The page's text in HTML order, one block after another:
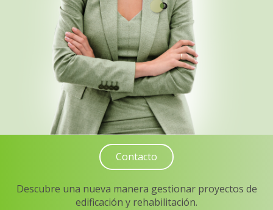
Contacto
Descubre una nueva manera gestionar proyectos de
edificación y rehabilitación.